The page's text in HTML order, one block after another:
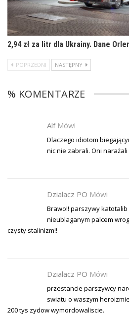
2,94 zł za litr dla Ukrainy. Dane
POPRZEDNI NASTĘPNY
% KOMENTARZE
Alf Mówi
Dlaczego idiotom
nic nie zabrali. Oni
Dzialacz PO Mówi
Brawo!! parszywy
nieublaganym palcem
czysty stalinizm!!
Dzialacz PO Mówi
przestancie parszywcy
swiatu o waszym
200 tys zydow wymordowaliscie.